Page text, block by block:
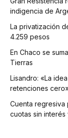
indigencia de
La privatización
4.259 pesos
En Chaco se
Tierras
Lisandro: «La
retenciones
Cuenta regresiva
cuotas sin